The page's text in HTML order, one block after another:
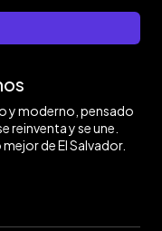
y moderno, pensado
reinventa y se une.
de El Salvador.